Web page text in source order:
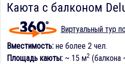
Каюта с балконом
Виртуальный тур
Вместимость: не более 2 чел.
Площадь каюты: ~ 15 м2 (балкона